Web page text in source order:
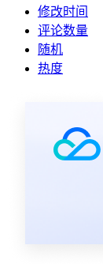
修改时间
评论数量
随机
热度